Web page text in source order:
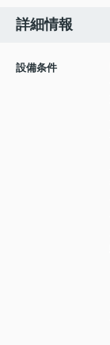
詳細情報
設備条件